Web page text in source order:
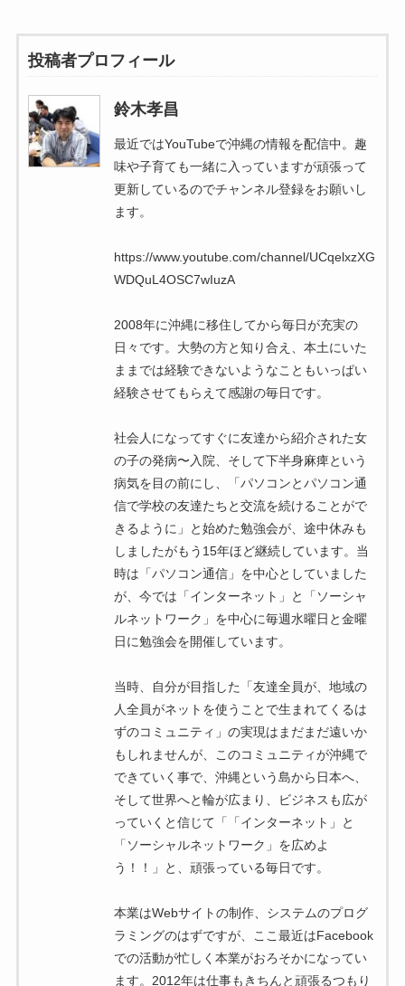
投稿者プロフィール
鈴木孝昌
最近ではYouTubeで沖縄の情報を配信中。趣
味や子育ても一緒に入っていますが頑張って
更新しているのでチャンネル登録をお願いし
ます。
https://www.youtube.com/channel/UCqelxzXG
WDQuL4OSC7wIuzA
2008年に沖縄に移住してから毎日が充実の
日々です。大勢の方と知り合え、本土にいた
ままでは経験できないようなこともいっぱい
経験させてもらえて感謝の毎日です。
社会人になってすぐに友達から紹介された女
の子の発病〜入院、そして下半身麻痺という
病気を目の前にし、「パソコンとパソコン通
信で学校の友達たちと交流を続けることがで
きるように」と始めた勉強会が、途中休みも
しましたがもう15年ほど継続しています。当
時は「パソコン通信」を中心としていました
が、今では「インターネット」と「ソーシャ
ルネットワーク」を中心に毎週水曜日と金曜
日に勉強会を開催しています。
当時、自分が目指した「友達全員が、地域の
人全員がネットを使うことで生まれてくるは
ずのコミュニティ」の実現はまだまだ遠いか
もしれませんが、このコミュニティが沖縄で
できていく事で、沖縄という島から日本へ、
そして世界へと輪が広まり、ビジネスも広が
っていくと信じて「「インターネット」と
「ソーシャルネットワーク」を広めよ
う！！」と、頑張っている毎日です。
本業はWebサイトの制作、システムのプログ
ラミングのはずですが、ここ最近はFacebook
での活動が忙しく本業がおろそかになってい
ます。2012年は仕事もきちんと頑張るつもり